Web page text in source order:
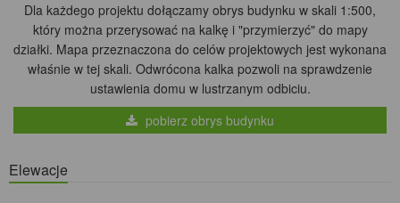
Dla każdego projektu dołączamy obrys budynku w skali 1:500,
który można przerysować na kalkę i "przymierzyć" do mapy
działki. Mapa przeznaczona do celów projektowych jest wykonana
właśnie w tej skali. Odwrócona kalka pozwoli na sprawdzenie
ustawienia domu w lustrzanym odbiciu.
pobierz obrys budynku
Elewacje